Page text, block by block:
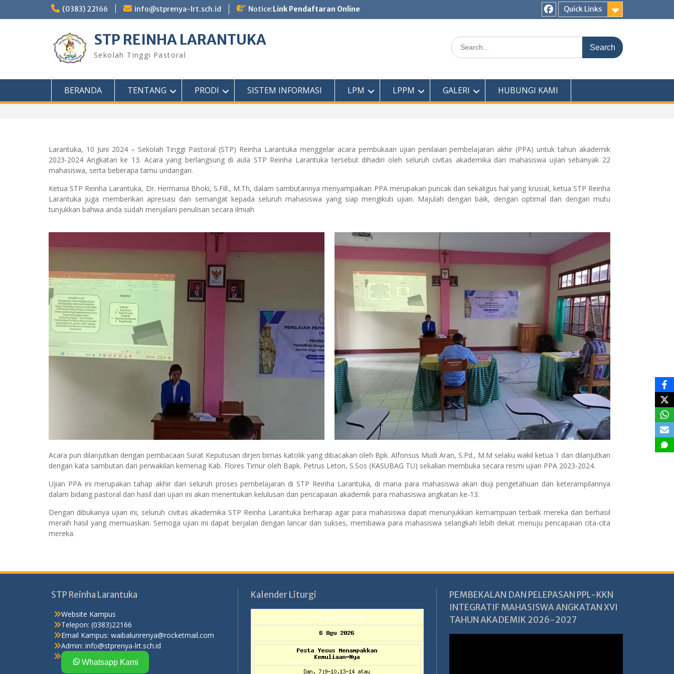
(0383) 22166 info@stprenya-lrt.sch.id Notice:Link Pendaftaran Online Quick Links
STP REINHA LARANTUKA
Sekolah Tinggi Pastoral
BERANDA TENTANG PRODI SISTEM INFORMASI LPM LPPM GALERI HUBUNGI KAMI
Larantuka, 10 Juni 2024 – Sekolah Tinggi Pastoral (STP) Reinha Larantuka menggelar acara pembukaan ujian penilaian pembelajaran akhir (PPA) untuk tahun akademik
2023-2024 Angkatan ke 13. Acara yang berlangsung di aula STP Reinha Larantuka tersebut dihadiri oleh seluruh civitas akademika dan mahasiswa ujian sebanyak 22
mahasiswa, serta beberapa tamu undangan.
Ketua STP Reinha Larantuka, Dr. Hermania Bhoki, S.Fill., M.Th, dalam sambutannya menyampaikan PPA merupakan puncak dan sekaligus hal yang krusial, ketua STP Reinha
Larantuka juga memberikan apresiasi dan semangat kepada seluruh mahasiswa yang siap mengikuti ujian. Majulah dengan baik, dengan optimal dan dengan mutu
tunjukkan bahwa anda sudah menjalani penulisan secara ilmiah
Acara pun dilanjutkan dengan pembacaan Surat Keputusan dirjen bimas katolik yang dibacakan oleh Bpk. Alfonsus Mudi Aran, S.Pd., M.M selaku wakil ketua 1 dan dilanjutkan
dengan kata sambutan dari perwakilan kemenag Kab. Flores Timur oleh Bapk. Petrus Leton, S.Sos (KASUBAG TU) sekalian membuka secara resmi ujian PPA 2023-2024.
Ujian PPA ini merupakan tahap akhir dari seluruh proses pembelajaran di STP Reinha Larantuka, di mana para mahasiswa akan diuji pengetahuan dan keterampilannya
dalam bidang pastoral dan hasil dari ujian ini akan menentukan kelulusan dan pencapaian akademik para mahasiswa angkatan ke-13.
Dengan dibukanya ujian ini, seluruh civitas akademika STP Reinha Larantuka berharap agar para mahasiswa dapat menunjukkan kemampuan terbaik mereka dan berhasil
meraih hasil yang memuaskan. Semoga ujian ini dapat berjalan dengan lancar dan sukses, membawa para mahasiswa selangkah lebih dekat menuju pencapaian cita-cita
mereka.
STP Reinha Larantuka
Website Kampus
Telepon: (0383)22166
Email Kampus: waibalunrenya@rocketmail.com
Admin: info@stprenya-lrt.sch.id
Whatsapp Kami
Kalender Liturgi
imankatolik.or.id
PEMBEKALAN DAN PELEPASAN PPL-KKN
INTEGRATIF MAHASISWA ANGKATAN XVI
TAHUN AKADEMIK 2026-2027